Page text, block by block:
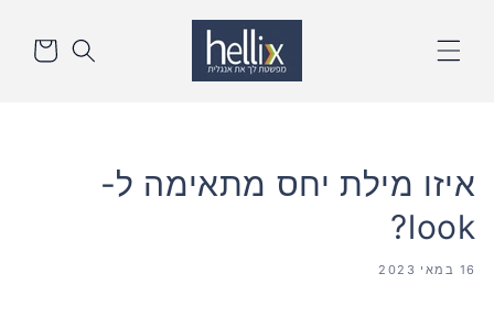
לתוכן
סל
הקניות
איזו מילת יחס מתאימה ל-
look?
16 במאי 2023